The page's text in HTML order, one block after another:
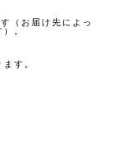
（お届け先によっ
。
す。